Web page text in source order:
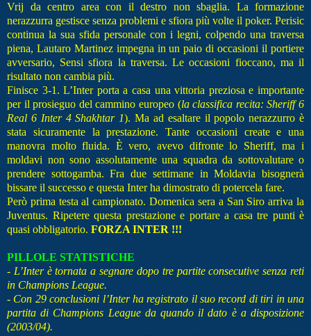
Vrij da centro area con il destro non sbaglia. La formazione
nerazzurra gestisce senza problemi e sfiora più volte il poker. Perisic
continua la sua sfida personale con i legni, colpendo una traversa
piena, Lautaro Martinez impegna in un paio di occasioni il portiere
avversario, Sensi sfiora la traversa. Le occasioni fioccano, ma il
risultato non cambia più.
Finisce 3-1. L’Inter porta a casa una vittoria preziosa e importante
per il prosieguo del cammino europeo (la classifica recita: Sheriff 6
Real 6 Inter 4 Shakhtar 1). Ma ad esaltare il popolo nerazzurro è
stata sicuramente la prestazione. Tante occasioni create e una
manovra molto fluida. È vero, avevo difronte lo Sheriff, ma i
moldavi non sono assolutamente una squadra da sottovalutare o
prendere sottogamba.Fra due settimane in Moldavia bisognerà
bissare il successo e questa Inter ha dimostrato di potercela fare.
Però prima testa al campionato. Domenica sera a San Siro arriva la
Juventus. Ripetere questa prestazione e portare a casa tre punti è
quasi obbligatorio. FORZA INTER !!!
PILLOLE STATISTICHE
- L’Inter è tornata a segnare dopo tre partite consecutive senza reti
in Champions League.
- Con 29 conclusioni l’Inter ha registrato il suo record di tiri in una
partita di Champions League da quando il dato è a disposizione
(2003/04).